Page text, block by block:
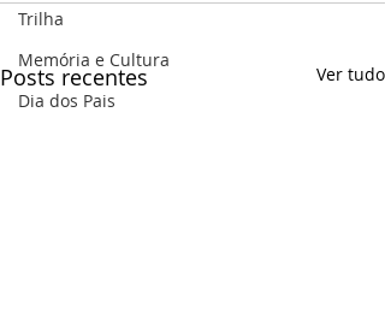
Trilha
Memória e Cultura
Dia dos Pais
Posts recentes Ver tudo